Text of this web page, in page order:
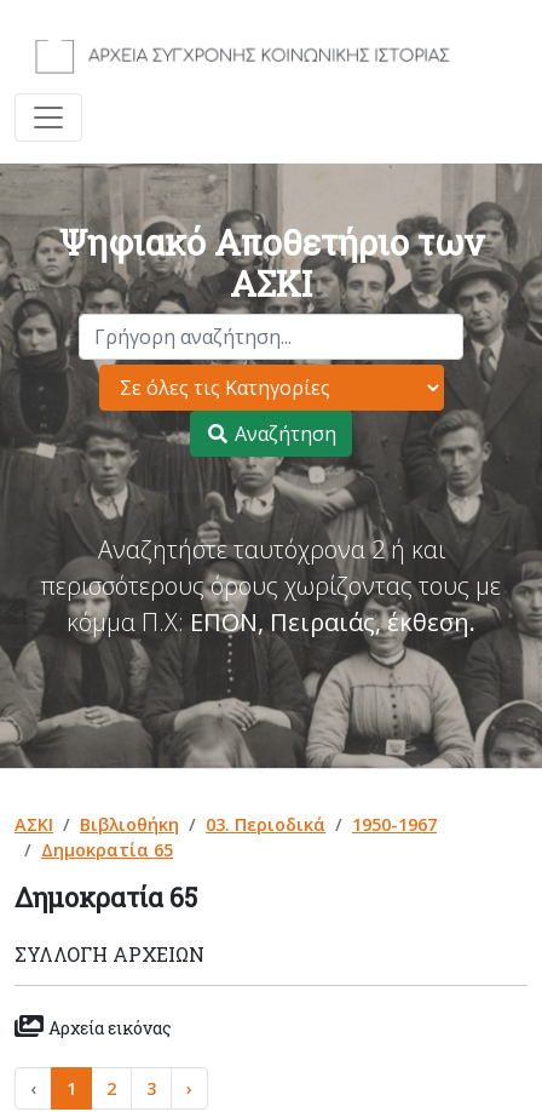
Ψηφιακό Αποθετήριο των
ΑΣΚΙ
Αναζήτηση
Αναζητήστε ταυτόχρονα 2 ή και
περισσότερους όρους χωρίζοντας τους με
κόμμα Π.Χ: ΕΠΟΝ, Πειραιάς, έκθεση.
ΑΣΚΙ Βιβλιοθήκη 03. Περιοδικά
1950-1967
Δημοκρατία 65
Δημοκρατία 65
ΣΥΛΛΟΓΉ ΑΡΧΕΊΩΝ
Αρχεία εικόνας
‹ 1 2 3 ›